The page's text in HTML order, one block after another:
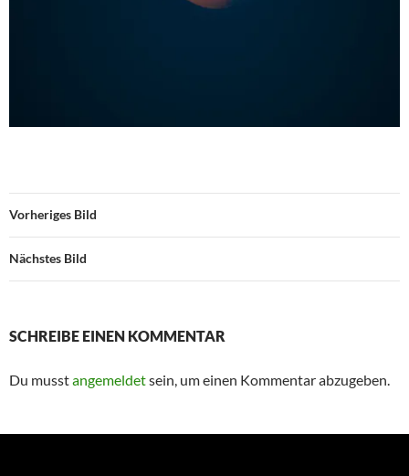
Vorheriges Bild
Nächstes Bild
SCHREIBE EINEN KOMMENTAR
Du musstangemeldetsein, um einen Kommentar abzugeben.